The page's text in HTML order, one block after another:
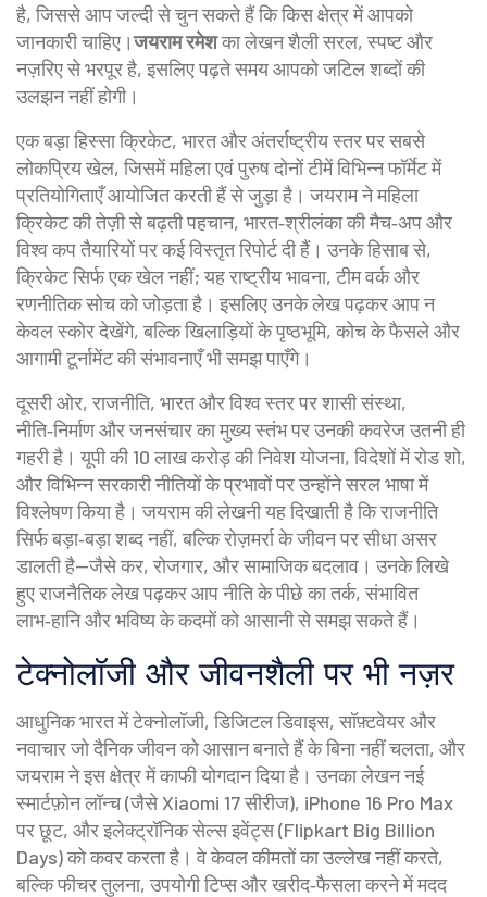
है, जिससे आप जल्दी से चुन सकते हैं कि किस क्षेत्र में आपको
जानकारी चाहिए।जयराम रमेशका लेखन शैली सरल, स्पष्ट और
नज़रिए से भरपूर है, इसलिए पढ़ते समय आपको जटिल शब्दों की
उलझन नहीं होगी।
एक बड़ा हिस्साक्रिकेट, भारत और अंतर्राष्ट्रीय स्तर पर सबसे
लोकप्रिय खेल, जिसमें महिला एवं पुरुष दोनों टीमें विभिन्न फॉर्मेट में
प्रतियोगिताएँ आयोजित करती हैंसे जुड़ा है। जयराम ने महिला
क्रिकेट की तेज़ी से बढ़ती पहचान, भारत‑श्रीलंका की मैच‑अप और
विश्व कप तैयारियों पर कई विस्तृत रिपोर्ट दी हैं। उनके हिसाब से,
क्रिकेट सिर्फ एक खेल नहीं; यह राष्ट्रीय भावना, टीम वर्क और
रणनीतिक सोच को जोड़ता है। इसलिए उनके लेख पढ़कर आप न
केवल स्कोर देखेंगे, बल्कि खिलाड़ियों के पृष्ठभूमि, कोच के फैसले और
आगामी टूर्नामेंट की संभावनाएँ भी समझ पाएँगे।
दूसरी ओर,राजनीति, भारत और विश्व स्तर पर शासी संस्था,
नीति‑निर्माण और जनसंचार का मुख्य स्तंभपर उनकी कवरेज उतनी ही
गहरी है। यूपी की 10 लाख करोड़ की निवेश योजना, विदेशों में रोड शो,
और विभिन्न सरकारी नीतियों के प्रभावों पर उन्होंने सरल भाषा में
विश्लेषण किया है। जयराम की लेखनी यह दिखाती है कि राजनीति
सिर्फ बड़ा‑बड़ा शब्द नहीं, बल्कि रोज़मर्रा के जीवन पर सीधा असर
डालती है—जैसे कर, रोजगार, और सामाजिक बदलाव। उनके लिखे
हुए राजनैतिक लेख पढ़कर आप नीति के पीछे का तर्क, संभावित
लाभ‑हानि और भविष्य के कदमों को आसानी से समझ सकते हैं।
टेक्नोलॉजी और जीवनशैली पर भी नज़र
आधुनिक भारत मेंटेक्नोलॉजी,डिजिटल डिवाइस, सॉफ़्टवेयर और
नवाचार जो दैनिक जीवन को आसान बनाते हैंके बिना नहीं चलता, और
जयराम ने इस क्षेत्र में काफी योगदान दिया है। उनका लेखन नई
स्मार्टफ़ोन लॉन्च (जैसे Xiaomi 17 सीरीज), iPhone 16 Pro Max
पर छूट, और इलेक्ट्रॉनिक सेल्स इवेंट्स (Flipkart Big Billion
Days) को कवर करता है। वे केवल कीमतों का उल्लेख नहीं करते,
बल्कि फीचर तुलना, उपयोगी टिप्स और खरीद‑फैसला करने में मदद